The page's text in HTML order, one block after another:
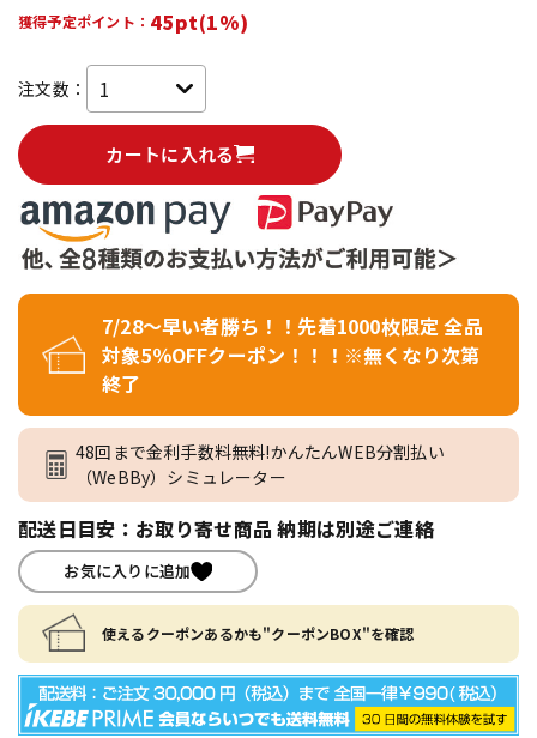
獲得予定ポイント： 45pt(1%)
注文数：
カートに入れる
7/28～早い者勝ち！！先着1000枚限定 全品
対象5％OFFクーポン！！！※無くなり次第
終了
48回まで金利手数料無料!かんたんWEB分割払い
（WeBBy）シミュレーター
配送日目安：お取り寄せ商品 納期は別途ご連絡
お気に入りに追加
使えるクーポンあるかも"クーポンBOX"を確認